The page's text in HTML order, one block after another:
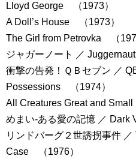
Lloyd George （1973）
A Doll’s House （1973）
The Girl from Petrovka （
ジャガーノート ／
衝撃の告発！ＱＢセブン ／
Possessions （1974）
All Creatures Great and
めまい-ある愛の記憶 ／ Dark
リンドバーグ２世誘拐事件
Case （1976）